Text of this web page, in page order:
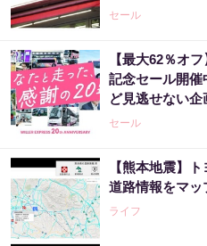
どのお得企画も
セール
【最大62％オ
記念セール開催
ど見逃せない企
セール
【熊本地震】
道路情報をマッ
ライフ